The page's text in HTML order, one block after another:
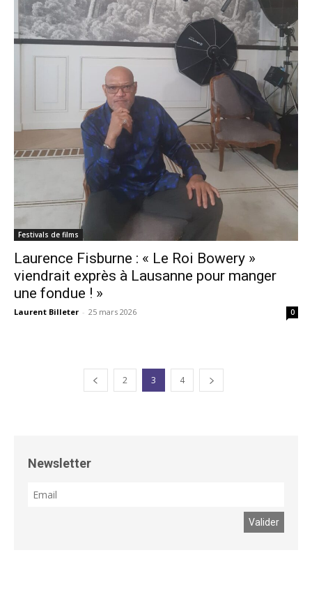
Festivals de films
Laurence Fisburne : « Le Roi Bowery »
viendrait exprès à Lausanne pour manger
une fondue ! »
Laurent Billeter - 25 mars 2026 0
2 3 4
Newsletter